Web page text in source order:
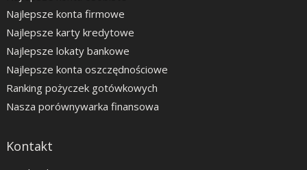
Najlepsze konta firmowe
Najlepsze karty kredytowe
Najlepsze lokaty bankowe
Najlepsze konta oszczędnościowe
Ranking pożyczek gotówkowych
Nasza porównywarka finansowa
Kontakt